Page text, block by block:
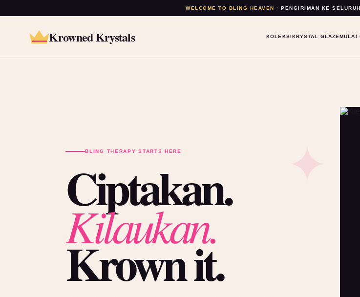
WELCOME TO BLING HEAVEN · PENGIRIMAN KE
Krowned Krystals KOLEKSIKRYSTAL GLAZEMULAI
BLING THERAPY STARTS HERE
Ciptakan.
Kilaukan.
Krown it.